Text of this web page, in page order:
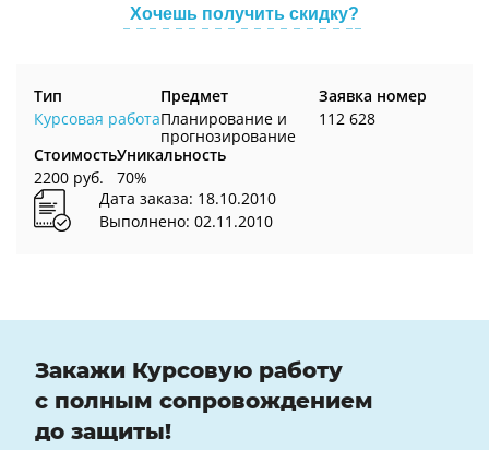
Хочешь получить скидку?
Тип
Курсовая работа
Предмет
Планирование и
прогнозирование
Заявка номер
112 628
Стоимость
2200 руб.
Уникальность
70%
Дата заказа: 18.10.2010
Выполнено: 02.11.2010
Закажи Курсовую работу
с полным сопровождением
до защиты!